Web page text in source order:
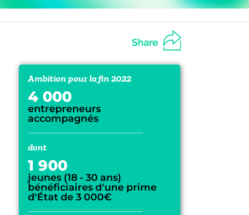
Ambition pour la fin 2022
4 000
entrepreneurs
accompagnés
dont
1 900
jeunes (18 - 30 ans)
bénéficiaires d'une prime
d'État de 3 000€